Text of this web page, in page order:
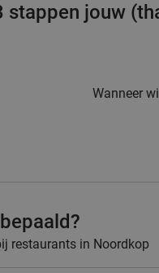
stappen jouw
Wanneer
restaurants in Noordkop